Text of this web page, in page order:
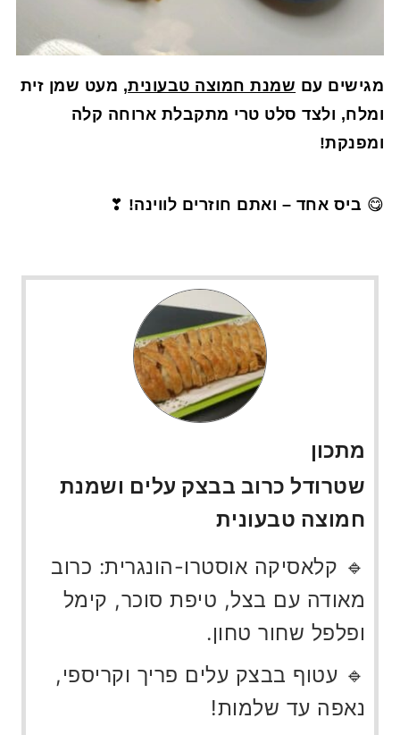
מגישים עם שמנת חמוצה טבעונית, מעט שמן זית
ומלח, ולצד סלט טרי מתקבלת ארוחה קלה
ומפנקת!
😋 ביס אחד – ואתם חוזרים לווינה! ❣
מתכון
שטרודל כרוב בבצק עלים ושמנת
חמוצה טבעונית
🔹 קלאסיקה אוסטרו-הונגרית: כרוב
מאודה עם בצל, טיפת סוכר, קימל
ופלפל שחור טחון.
🔹 עטוף בבצק עלים פריך וקריספי,
נאפה עד שלמות!